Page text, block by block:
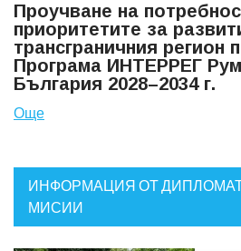
Проучване на
приоритетите за
трансграничния
Програма ИНТЕРРЕГ
България 2028–2034 г.
Още
ИНФОРМАЦИЯ ОТ
МИСИИ